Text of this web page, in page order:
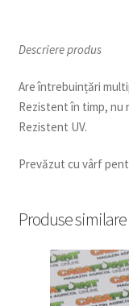
Descriere produs
Are întrebuințări
Rezistent în timp, nu
Rezistent UV.
Prevăzut cu vârf
Produse similare